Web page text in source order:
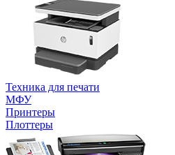
Техника для печати
МФУ
Принтеры
Плоттеры